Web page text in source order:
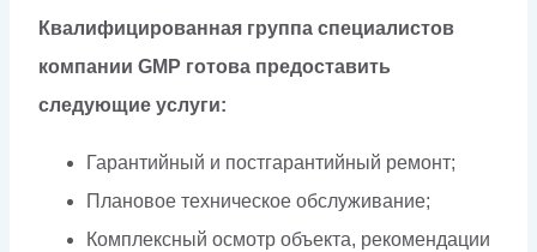
Квалифицированная группа специалистов
компании GMP готова предоставить
следующие услуги:
Гарантийный и постгарантийный ремонт;
Плановое техническое обслуживание;
Комплексный осмотр объекта, рекомендации